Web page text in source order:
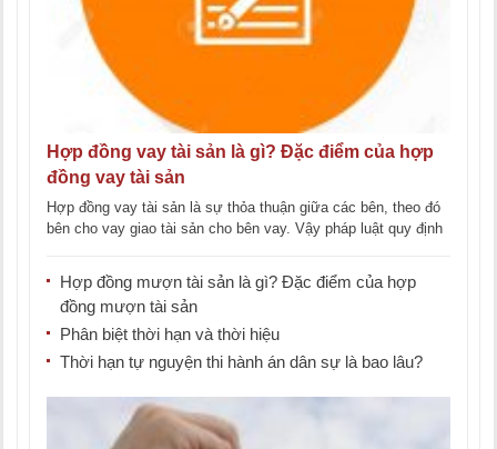
Hợp đồng vay tài sản là gì? Đặc điểm của hợp
đồng vay tài sản
Hợp đồng vay tài sản là sự thỏa thuận giữa các bên, theo đó
bên cho vay giao tài sản cho bên vay. Vậy pháp luật quy định
Hợp đồng mượn tài sản là gì? Đặc điểm của hợp
đồng mượn tài sản
Phân biệt thời hạn và thời hiệu
Thời hạn tự nguyện thi hành án dân sự là bao lâu?